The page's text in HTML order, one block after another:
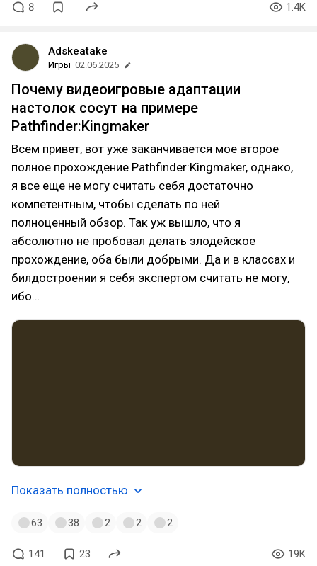
8 1.4K
Adskeatake
Игры 02.06.2025
Почему видеоигровые адаптации
настолок сосут на примере
Pathfinder:Kingmaker
Всем привет, вот уже заканчивается мое второе
полное прохождение Pathfinder:Kingmaker, однако,
я все еще не могу считать себя достаточно
компетентным, чтобы сделать по ней
полноценный обзор. Так уж вышло, что я
абсолютно не пробовал делать злодейское
прохождение, оба были добрыми. Да и в классах и
билдостроении я себя экспертом считать не могу,
ибо…
Показать полностью
63 38 2 2 2
141 23 19K